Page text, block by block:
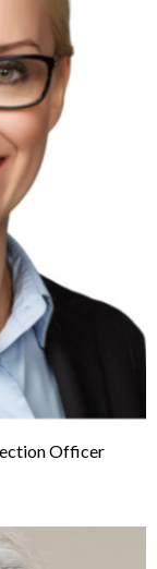
Officer